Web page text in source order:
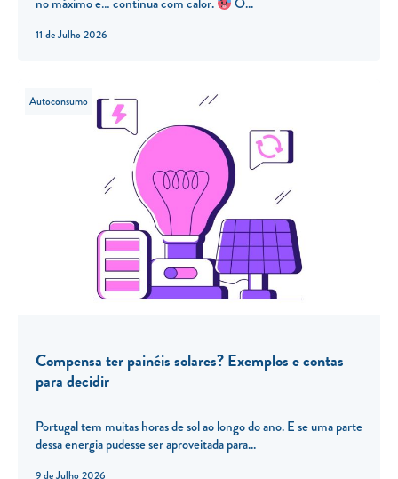
11 de Julho 2026
9 de Julho 2026
Autoconsumo
Compensa ter painéis solares? Exemplos e contas
para decidir
Portugal tem muitas horas de sol ao longo do ano. E se uma parte
dessa energia pudesse ser aproveitada para...